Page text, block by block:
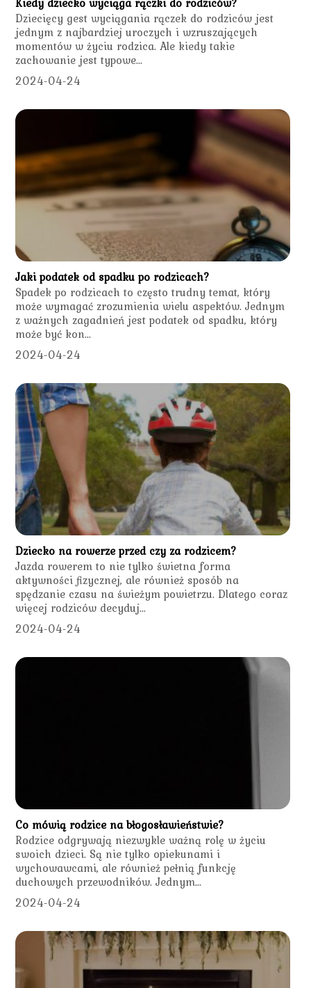
Dziecięcy gest wyciągania rączek do rodziców jest
jednym z najbardziej uroczych i wzruszających
momentów w życiu rodzica. Ale kiedy takie
zachowanie jest typowe...
2024-04-24
Jaki podatek od spadku po rodzicach?
Spadek po rodzicach to często trudny temat, który
może wymagać zrozumienia wielu aspektów. Jednym
z ważnych zagadnień jest podatek od spadku, który
może być kon...
2024-04-24
Dziecko na rowerze przed czy za rodzicem?
Jazda rowerem to nie tylko świetna forma
aktywności fizycznej, ale również sposób na
spędzanie czasu na świeżym powietrzu. Dlatego coraz
więcej rodziców decyduj...
2024-04-24
Co mówią rodzice na błogosławieństwie?
Rodzice odgrywają niezwykle ważną rolę w życiu
swoich dzieci. Są nie tylko opiekunami i
wychowawcami, ale również pełnią funkcję
duchowych przewodników. Jednym...
2024-04-24